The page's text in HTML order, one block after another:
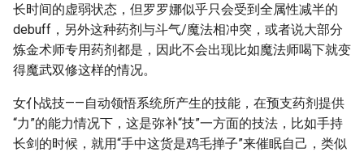
长时间的虚弱状态，但罗罗娜似乎只会受到全属性减半的
debuff，另外这种药剂与斗气/魔法相冲突，或者说大部分
炼金术师专用药剂都是，因此不会出现比如魔法师喝下就变
得魔武双修这样的情况。
女仆战技——自动领悟系统所产生的技能，在预支药剂提供
“力”的能力情况下，这是弥补“技”一方面的技法，比如手持
长剑的时候，就用“手中这货是鸡毛掸子”来催眠自己，类似